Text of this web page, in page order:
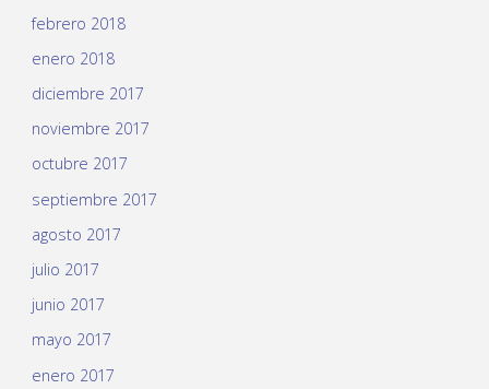
febrero 2018
enero 2018
diciembre 2017
noviembre 2017
octubre 2017
septiembre 2017
agosto 2017
julio 2017
junio 2017
mayo 2017
enero 2017